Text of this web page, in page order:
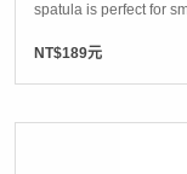
spatula is perfect for
NT$189元